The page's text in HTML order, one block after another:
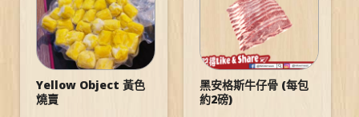
Yellow Object 黃色
燒賣
黑安格斯牛仔骨 (每包
約2磅)